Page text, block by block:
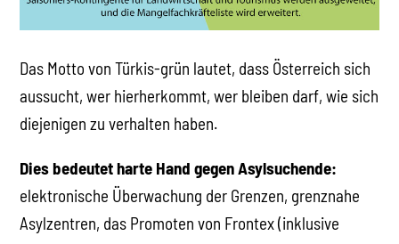
Das Motto von Türkis-grün lautet, dass Österreich sich
aussucht, wer hierherkommt, wer bleiben darf, wie sich
diejenigen zu verhalten haben.
Dies bedeutet harte Hand gegen Asylsuchende:
elektronische Überwachung der Grenzen, grenznahe
Asylzentren, das Promoten von Frontex (inklusive